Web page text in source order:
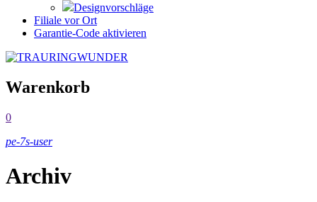
Designvorschläge
Filiale vor Ort
Garantie-Code aktivieren
Warenkorb
0
pe-7s-user
Archiv